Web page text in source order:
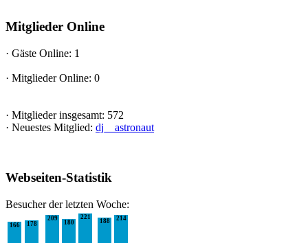
Mitglieder Online
· Gäste Online: 1
· Mitglieder Online: 0
· Mitglieder insgesamt: 572
· Neuestes Mitglied: dj__astronaut
Webseiten-Statistik
Besucher der letzten Woche:
166 178
209
180
221
188 214